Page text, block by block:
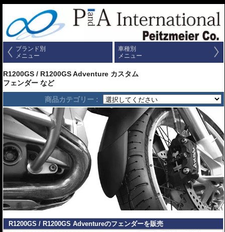
ブランド別
メニュー
車種別
メニュー
R1200GS / R1200GS Adventure カスタム
フェンダー など
商品カテゴリー :
R1200GS / R1200GS Adventureのフェンダーを販売